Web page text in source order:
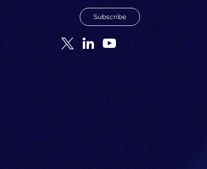
Subscribe